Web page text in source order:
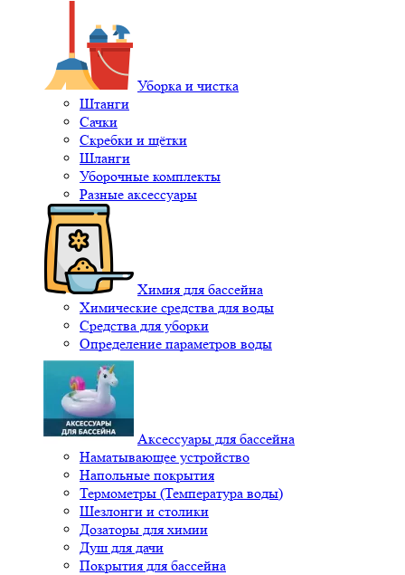
Уборка и чистка
Штанги
Сачки
Скребки и щётки
Шланги
Уборочные комплекты
Разные аксессуары
Химия для бассейна
Химические средства для воды
Средства для уборки
Определение параметров воды
Аксессуары для бассейна
Наматывающее устройство
Напольные покрытия
Термометры (Температура воды)
Шезлонги и столики
Дозаторы для химии
Душ для дачи
Покрытия для бассейна